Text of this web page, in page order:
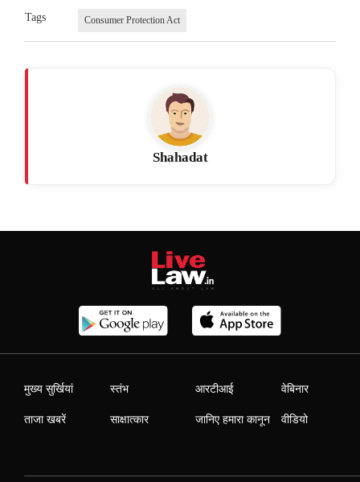
Tags Consumer Protection Act
Shahadat
मुख्य सुर्खियां
ताजा खबरें
स्तंभ
साक्षात्कार
आरटीआई
जानिए हमारा कानून
वेबिनार
वीडियो